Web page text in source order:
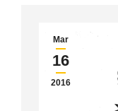
Mar
16
2016